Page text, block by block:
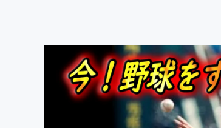
アート・写真
テクノロジー・ガジェット